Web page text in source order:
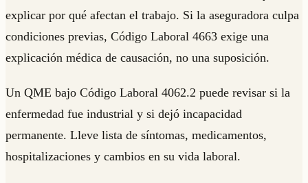
explicar por qué afectan el trabajo. Si la aseguradora culpa
condiciones previas, Código Laboral 4663 exige una
explicación médica de causación, no una suposición.
Un QME bajo Código Laboral 4062.2 puede revisar si la
enfermedad fue industrial y si dejó incapacidad
permanente. Lleve lista de síntomas, medicamentos,
hospitalizaciones y cambios en su vida laboral.